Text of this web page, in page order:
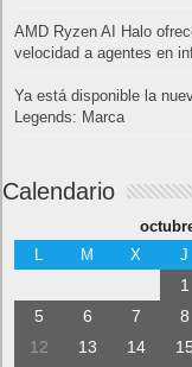
AMD Ryzen AI Halo
velocidad a agentes en
Ya está disponible la
Legends: Marca
Calendario
L
M X J
1
5
6 7 8
12
13 14 15